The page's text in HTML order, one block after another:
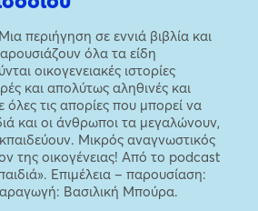
Μια περιήγηση σε εννιά βιβλία και
όλα τα είδη
οικογενειακές ιστορίες
και απολύτως αληθινές και
τις απορίες που μπορεί να
και οι άνθρωποι τα μεγαλώνουν,
Μικρός αναγνωστικός
της οικογένειας! Από το podcast
Επιμέλεια – παρουσίαση:
Βασιλική Μπούρα.